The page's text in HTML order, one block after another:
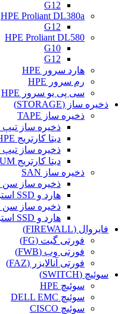
G12
HPE Proliant DL380a
G12
HPE Proliant DL580
G10
G12
هارد سرور HPE
رم سرور HPE
سی پی یو سرور HPE
ذخیره ساز (STORAGE)
ذخیره ساز TAPE
ذخیره ساز تیپ HPE
دیتا کارتریج HPE
ذخیره ساز تیپ QUANTUM
دیتا کارتریج QUANTUM
ذخیره ساز SAN
ذخیره ساز سن HPE
هارد و SSD استوریج HPE
ذخیره ساز سن DELL EMC
هارد و SSD استوریج DELL EMC
فایروال (FIREWALL)
فورتی گیت (FG)
فورتی وب (FWB)
فورتی آنالایزر (FAZ)
سوئیچ (SWITCH)
سوئیچ HPE
سوئیچ DELL EMC
سوئیچ CISCO